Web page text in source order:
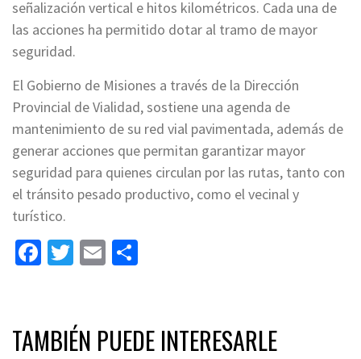
señalización vertical e hitos kilométricos. Cada una de
las acciones ha permitido dotar al tramo de mayor
seguridad.
El Gobierno de Misiones a través de la Dirección
Provincial de Vialidad, sostiene una agenda de
mantenimiento de su red vial pavimentada, además de
generar acciones que permitan garantizar mayor
seguridad para quienes circulan por las rutas, tanto con
el tránsito pesado productivo, como el vecinal y
turístico.
Facebook
Twitter
Email
TAMBIÉN PUEDE INTERESARLE